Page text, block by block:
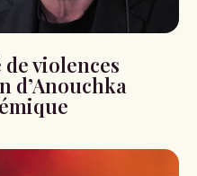
violences
d’Anouchka